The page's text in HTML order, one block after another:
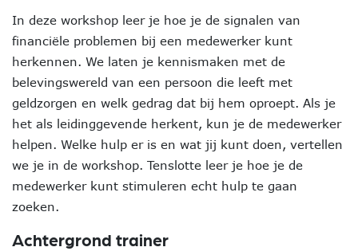
In deze workshop leer je hoe je de signalen van
financiële problemen bij een medewerker kunt
herkennen. We laten je kennismaken met de
belevingswereld van een persoon die leeft met
geldzorgen en welk gedrag dat bij hem oproept. Als je
het als leidinggevende herkent, kun je de medewerker
helpen. Welke hulp er is en wat jij kunt doen, vertellen
we je in de workshop. Tenslotte leer je hoe je de
medewerker kunt stimuleren echt hulp te gaan
zoeken.
Achtergrond trainer